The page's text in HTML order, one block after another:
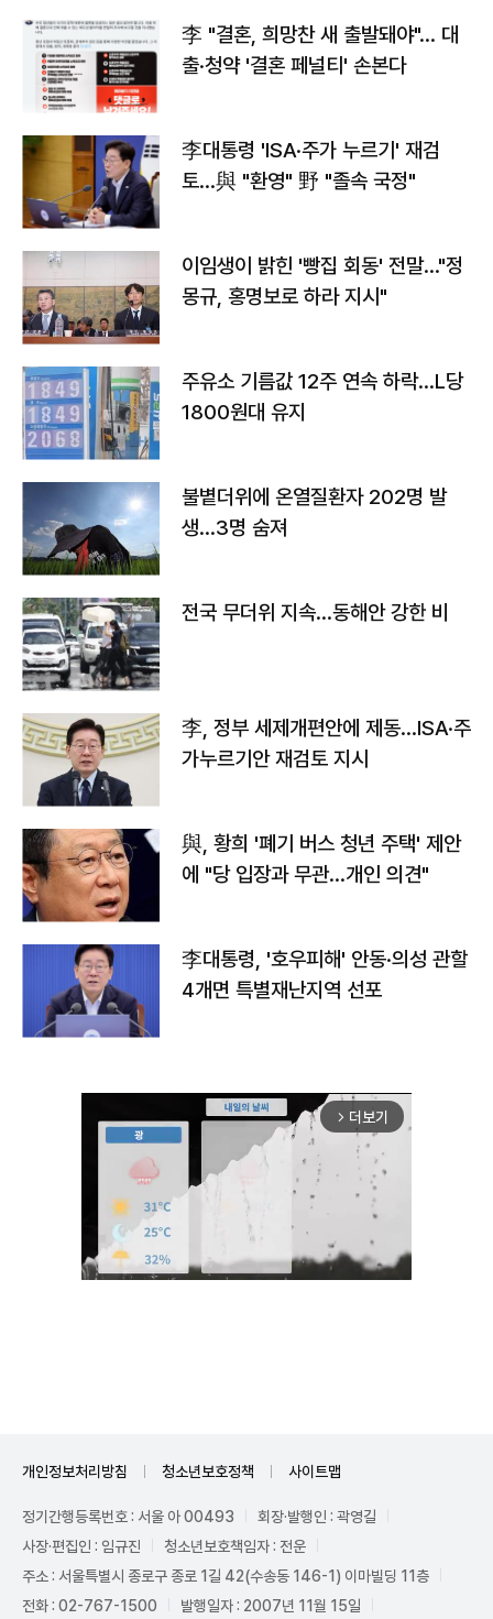
李 "결혼, 희망찬 새 출발돼야"… 대
출·청약 '결혼 페널티' 손본다
李대통령 'ISA·주가 누르기' 재검
토…與 "환영" 野 "졸속 국정"
이임생이 밝힌 '빵집 회동' 전말…"정
몽규, 홍명보로 하라 지시"
주유소 기름값 12주 연속 하락…L당
1800원대 유지
불볕더위에 온열질환자 202명 발
생…3명 숨져
전국 무더위 지속…동해안 강한 비
李, 정부 세제개편안에 제동…ISA·주
가누르기안 재검토 지시
與, 황희 '폐기 버스 청년 주택' 제안
에 "당 입장과 무관…개인 의견"
李대통령, '호우피해' 안동·의성 관할
4개면 특별재난지역 선포
arrow_forward_ios 더보기
개인정보처리방침 청소년보호정책 사이트맵
정기간행등록번호 : 서울 아 00493
회장·발행인 : 곽영길
사장·편집인 : 임규진
청소년보호책임자 : 전운
주소 : 서울특별시 종로구 종로 1길 42(수송동 146-1) 이마빌딩 11층
전화 : 02-767-1500
발행일자 : 2007년 11월 15일